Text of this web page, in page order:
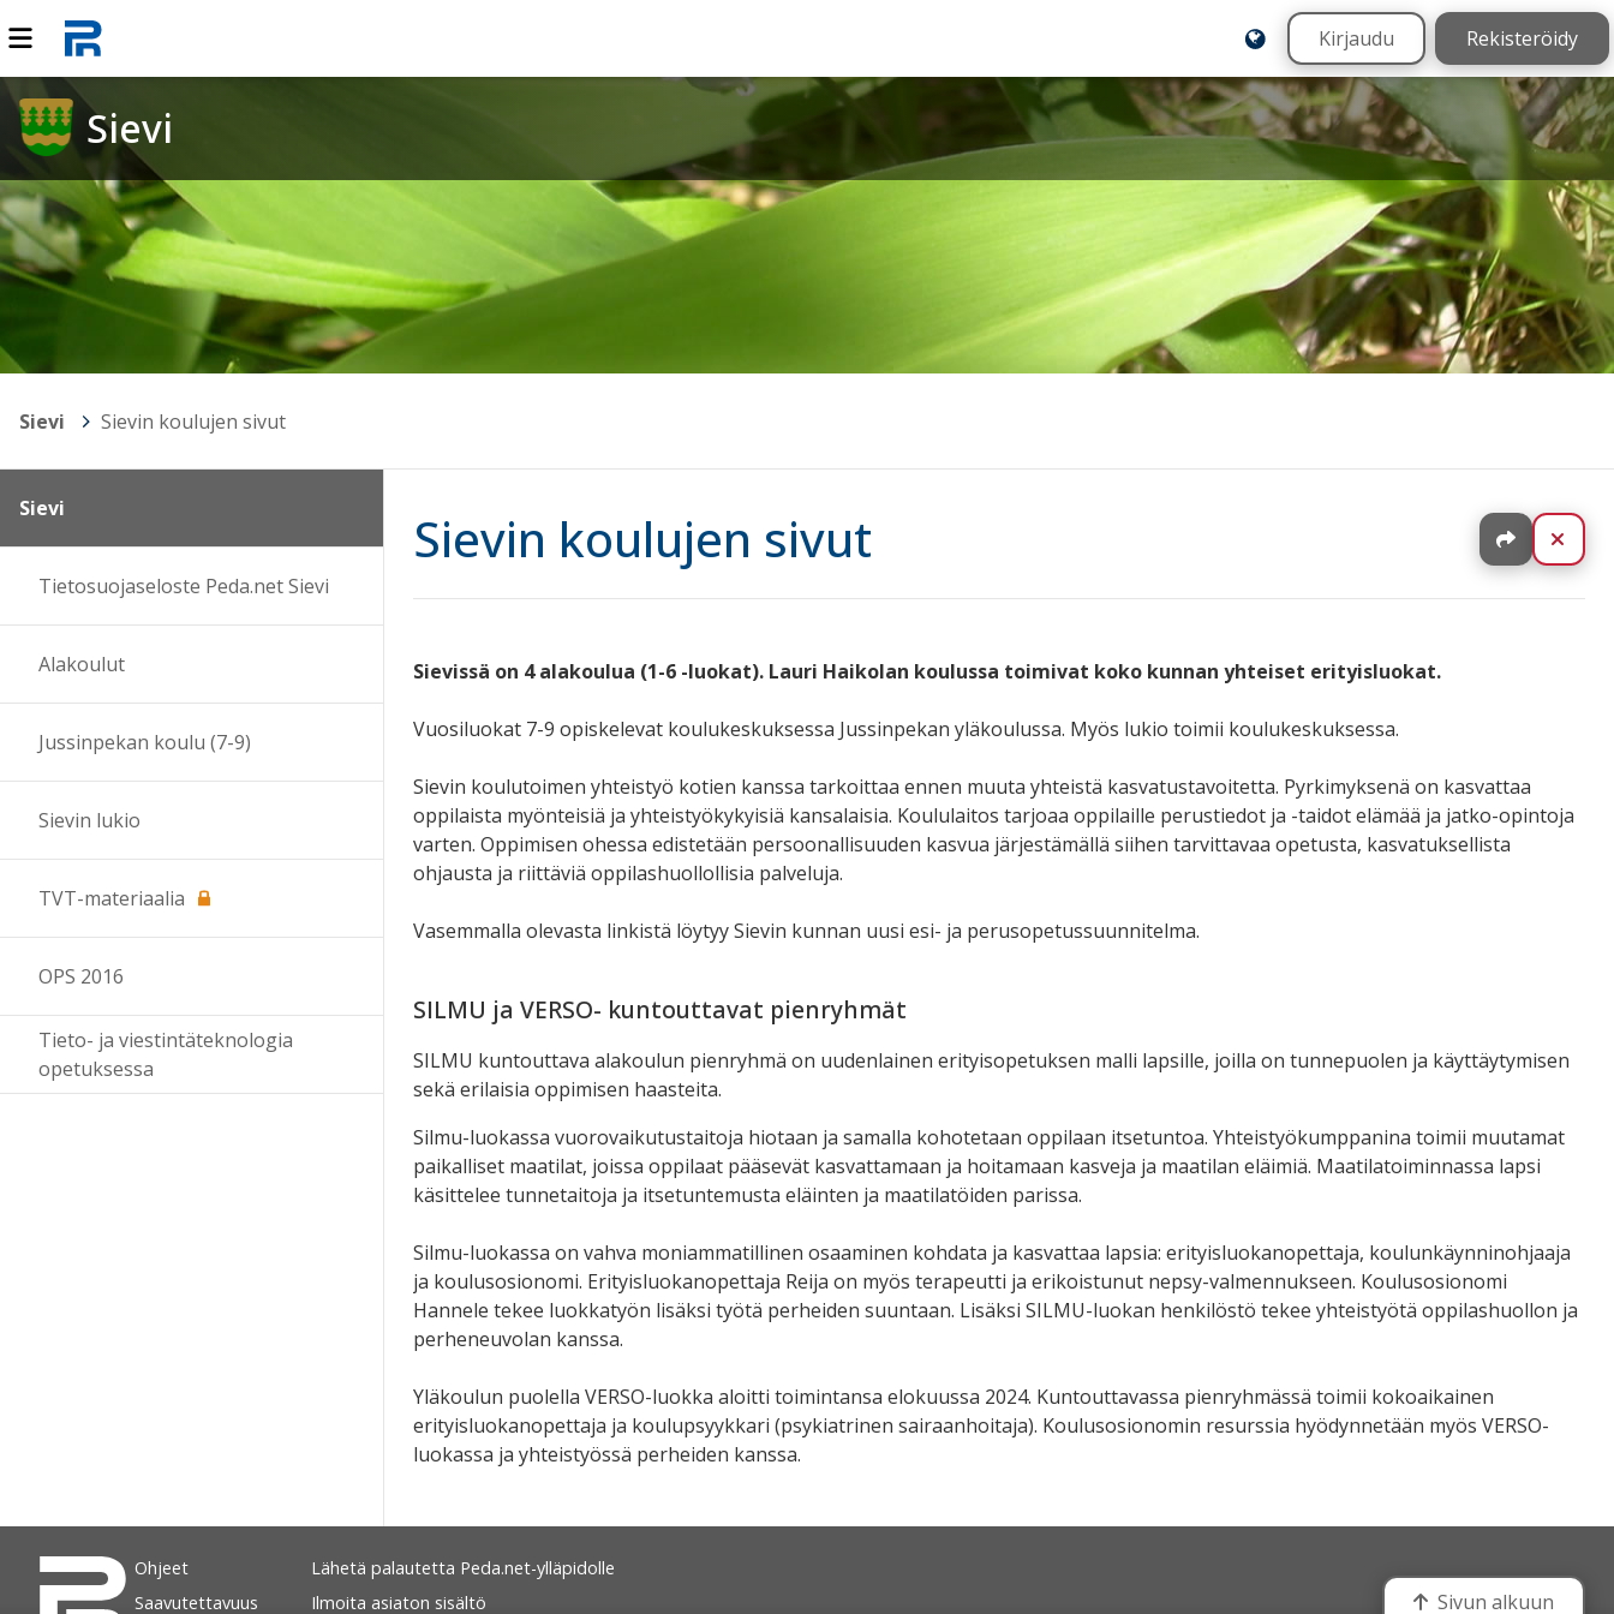
Kirjaudu Rekisteröidy
Sievi
Sievi Sievin koulujen sivut
Sievin koulujen sivut Jaa
Sievissä on 4 alakoulua (1-6 -luokat). Lauri Haikolan koulussa toimivat koko kunnan yhteiset erityisluokat.
Vuosiluokat 7-9 opiskelevat koulukeskuksessa Jussinpekan yläkoulussa. Myös lukio toimii koulukeskuksessa.
Sievin koulutoimen yhteistyö kotien kanssa tarkoittaa ennen muuta yhteistä kasvatustavoitetta. Pyrkimyksenä on kasvattaa
oppilaista myönteisiä ja yhteistyökykyisiä kansalaisia. Koululaitos tarjoaa oppilaille perustiedot ja -taidot elämää ja jatko-opintoja
varten. Oppimisen ohessa edistetään persoonallisuuden kasvua järjestämällä siihen tarvittavaa opetusta, kasvatuksellista
ohjausta ja riittäviä oppilashuollollisia palveluja.
Vasemmalla olevasta linkistä löytyy Sievin kunnan uusi esi- ja perusopetussuunnitelma.
SILMU ja VERSO- kuntouttavat pienryhmät
SILMU kuntouttava alakoulun pienryhmä on uudenlainen erityisopetuksen malli lapsille, joilla on tunnepuolen ja käyttäytymisen
sekä erilaisia oppimisen haasteita.
Silmu-luokassa vuorovaikutustaitoja hiotaan ja samalla kohotetaan oppilaan itsetuntoa. Yhteistyökumppanina toimii muutamat
paikalliset maatilat, joissa oppilaat pääsevät kasvattamaan ja hoitamaan kasveja ja maatilan eläimiä. Maatilatoiminnassa lapsi
käsittelee tunnetaitoja ja itsetuntemusta eläinten ja maatilatöiden parissa.
Silmu-luokassa on vahva moniammatillinen osaaminen kohdata ja kasvattaa lapsia: erityisluokanopettaja, koulunkäynninohjaaja
ja koulusosionomi. Erityisluokanopettaja Reija on myös terapeutti ja erikoistunut nepsy-valmennukseen. Koulusosionomi
Hannele tekee luokkatyön lisäksi työtä perheiden suuntaan. Lisäksi SILMU-luokan henkilöstö tekee yhteistyötä oppilashuollon ja
perheneuvolan kanssa.
Yläkoulun puolella VERSO-luokka aloitti toimintansa elokuussa 2024. Kuntouttavassa pienryhmässä toimii kokoaikainen
erityisluokanopettaja ja koulupsyykkari (psykiatrinen sairaanhoitaja). Koulusosionomin resurssia hyödynnetään myös VERSO-
luokassa ja yhteistyössä perheiden kanssa.
Sievi
Tietosuojaseloste Peda.net Sievi
Alakoulut
Jussinpekan koulu (7-9)
Sievin lukio
TVT-materiaalia
OPS 2016
Tieto- ja viestintäteknologia
opetuksessa
Ohjeet
Saavutettavuus
Lähetä palautetta Peda.net-ylläpidolle
Ilmoita asiaton sisältö
Sivun alkuun